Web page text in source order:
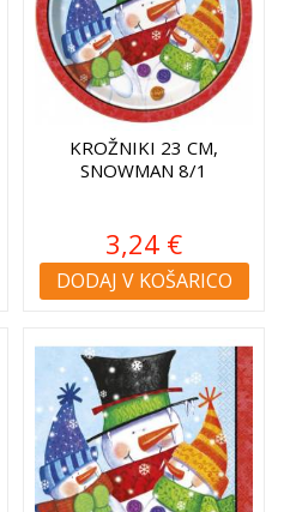
KROŽNIKI 23 CM,
SNOWMAN 8/1
3,24 €
DODAJ V KOŠARICO